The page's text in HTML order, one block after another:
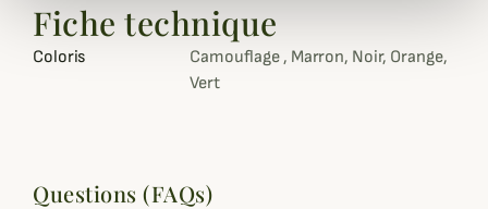
Fiche technique
Coloris
Camouflage , Marron, Noir, Orange,
Vert
Questions (FAQs)